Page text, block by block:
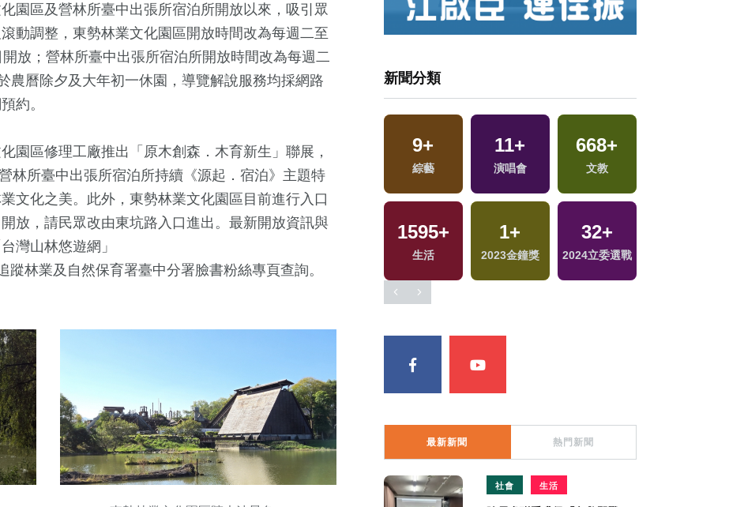
園區及營林所臺中出張所宿泊所開放以來，吸引眾
動調整，東勢林業文化園區開放時間改為每週二至
放；營林所臺中出張所宿泊所開放時間改為每週二
農曆除夕及大年初一休園，導覽解說服務均採網路
約。
園區修理工廠推出「原木創森．木育新生」聯展，
林所臺中出張所宿泊所持續《源起．宿泊》主題特
文化之美。此外，東勢林業文化園區目前進行入口
放，請民眾改由東坑路入口進出。最新開放資訊與
灣山林悠遊網」
蹤林業及自然保育署臺中分署臉書粉絲專頁查詢。
新聞分類
+
遊
566+
健康及醫療
+
政治
4+
兩岸佛教文化交
流專區
9+
綜藝
11+
演唱會
668+
文教
1595+
生活
1+
2023金鐘獎
32+
2024立委選戰
685
綜合
166+
運動
252+
藝文
339+
熱門
1340
社會
37 +
兩岸道教文化交
流專區
最新新聞 熱門新聞
社會 生活